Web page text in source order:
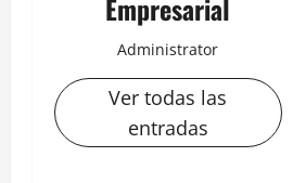
Empresarial
Administrator
Ver todas las
entradas